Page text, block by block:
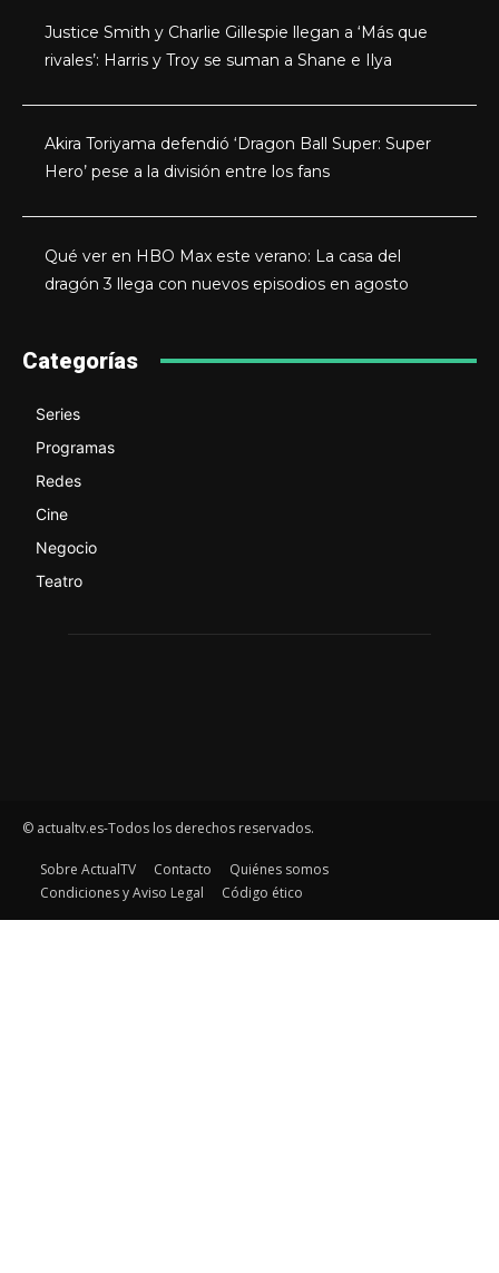
Justice Smith y Charlie Gillespie llegan a ‘Más que
rivales’: Harris y Troy se suman a Shane e Ilya
Akira Toriyama defendió ‘Dragon Ball Super: Super
Hero’ pese a la división entre los fans
Qué ver en HBO Max este verano: La casa del
dragón 3 llega con nuevos episodios en agosto
Categorías
Series
Programas
Redes
Cine
Negocio
Teatro
© actualtv.es-Todos los derechos reservados.
Sobre ActualTV Contacto
Quiénes somos
Condiciones y Aviso Legal
Código ético